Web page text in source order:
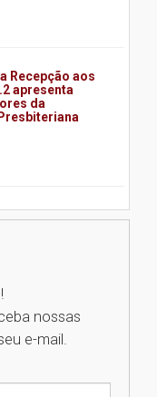
Recepção aos
apresenta
da
do Centro
da Feira
nossas
e-mail.